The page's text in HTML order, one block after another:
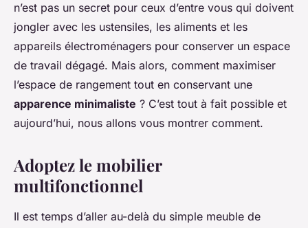
n’est pas un secret pour ceux d’entre vous qui doivent
jongler avec les ustensiles, les aliments et les
appareils électroménagers pour conserver un espace
de travail dégagé. Mais alors, comment maximiser
l’espace de rangement tout en conservant une
apparence minimaliste ? C’est tout à fait possible et
aujourd’hui, nous allons vous montrer comment.
Adoptez le mobilier
multifonctionnel
Il est temps d’aller au-delà du simple meuble de